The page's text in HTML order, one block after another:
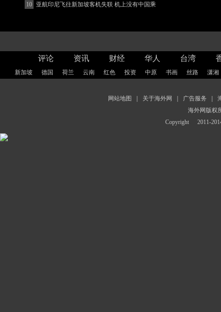
(图)
10
亚航印尼飞往新加坡客机失联 机上没有中国乘
评论 资讯 财经 华人 台湾
新加坡 德国 荷兰 云南 红色 投资 中原 书画 丝路 潇湘
网站地图 关于海外网 广告服务
海外网版权
Copyright
2011-